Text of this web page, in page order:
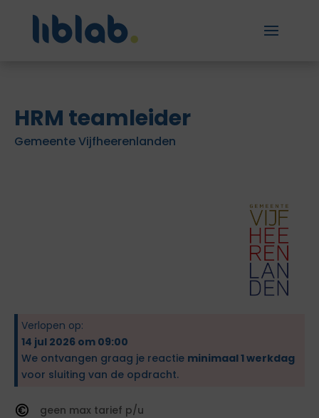
HRM teamleider
Gemeente Vijfheerenlanden
Verlopen op:
14 jul 2026 om 09:00
We ontvangen graag je reactie minimaal 1 werkdag
voor sluiting van de opdracht.
geen
tarief